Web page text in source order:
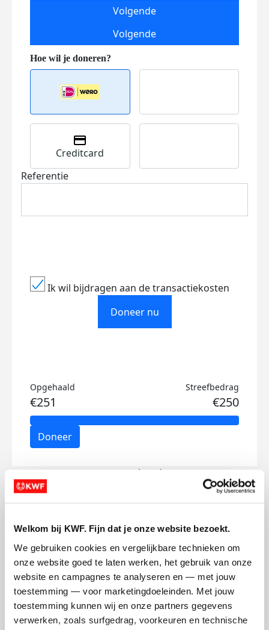
Welkom bij KWF. Fijn dat je onze website bezoekt.
We gebruiken cookies en vergelijkbare technieken om
onze website goed te laten werken, het gebruik van onze
website en campagnes te analyseren en — met jouw
toestemming — voor marketingdoeleinden. Met jouw
toestemming kunnen wij en onze partners gegevens
verwerken, zoals surfgedrag, voorkeuren en technische
Volgende
Volgende
Creditcard
Referentie
Ik wil bijdragen aan de transactiekosten
Doneer nu
Opgehaald
€251
Streefbedrag
€250
Doneer
Jasper's badges